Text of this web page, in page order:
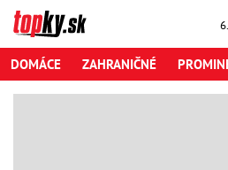
DOMÁCE ZAHRANIČNÉ